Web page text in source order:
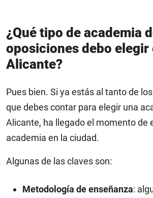
¿Qué tipo de academia
oposiciones debo elegir
Alicante?
Pues bien. Si ya estás al tanto de
que debes contar para elegir una
Alicante, ha llegado el momento de
academia en la ciudad.
Algunas de las claves son:
Metodología de enseñanza: